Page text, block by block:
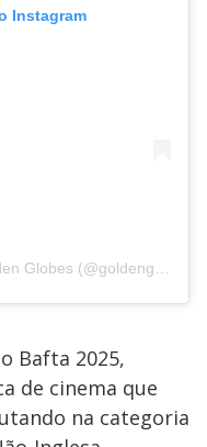
Instagram
Bafta 2025,
de cinema que
na categoria